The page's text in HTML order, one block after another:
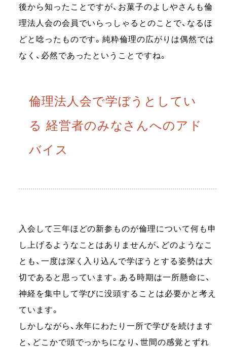
後から知ったことですが、お菓子のよしやさんも倫
理法人会の会員でいらっしゃるとのことで、なるほ
どと唸ったものです。純粋倫理の広がりは偶然では
なく、必然であったということですね。
倫理法人会で学ぼうとしてい
る 経営者のみなさんへのアド
バイス
入会して三年ほどの新参ものが倫理について何も申
し上げるようなことはありませんが、どのようなこ
とも、一度は深く入り込んで学ぼうとする姿勢は大
切であると思っています。ある時期は一所懸命に、
神経を集中して学びに没頭することは必要かと考え
ています。
しかしながら、永年にわたり一所で学びを続けます
と、どこかで頭でっかちになり、世間の感覚とずれ